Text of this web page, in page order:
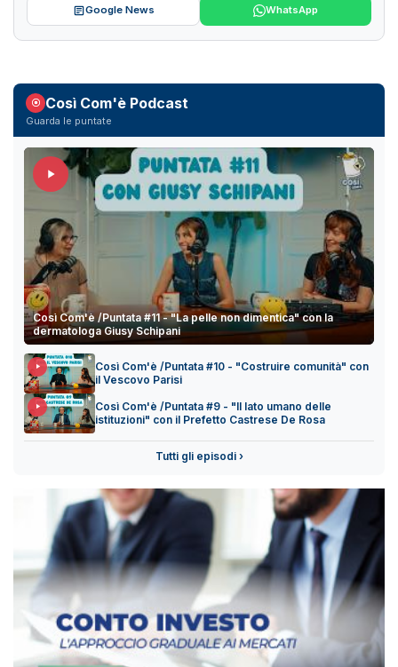
Google News WhatsApp
Così Com'è Podcast
Guarda le puntate
Così Com'è /Puntata #11 - "La pelle non dimentica" con la
dermatologa Giusy Schipani
Così Com'è /Puntata #10 - "Costruire comunità" con
il Vescovo Parisi
Così Com'è /Puntata #9 - "Il lato umano delle
istituzioni" con il Prefetto Castrese De Rosa
Tutti gli episodi ›